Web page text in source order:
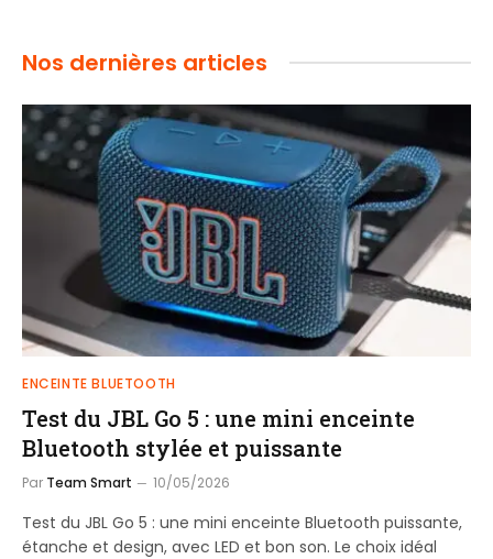
Nos dernières articles
ENCEINTE BLUETOOTH
Test du JBL Go 5 : une mini enceinte
Bluetooth stylée et puissante
Par Team Smart 10/05/2026
Test du JBL Go 5 : une mini enceinte Bluetooth puissante,
étanche et design, avec LED et bon son. Le choix idéal